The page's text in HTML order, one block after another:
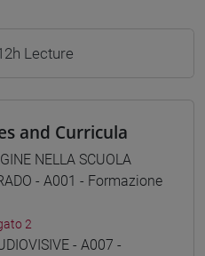
Lecture
and Curricula
NELLA SCUOLA
- A001 - Formazione
2
- A007 -